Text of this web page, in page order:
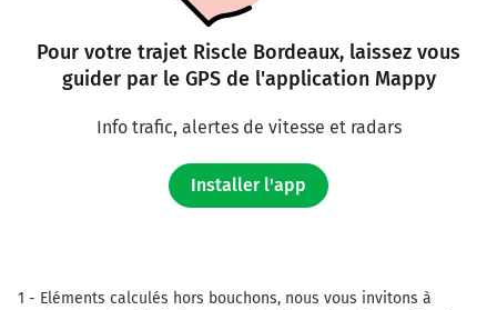
Pour votre trajet Riscle Bordeaux, laissez vous
guider par le GPS de l'application Mappy
Info trafic, alertes de vitesse et radars
Installer l'app
1 - Eléments calculés hors bouchons, nous vous invitons à